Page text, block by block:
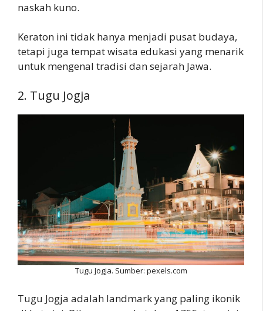
naskah kuno.
Keraton ini tidak hanya menjadi pusat budaya,
tetapi juga tempat wisata edukasi yang menarik
untuk mengenal tradisi dan sejarah Jawa.
2. Tugu Jogja
Tugu Jogja. Sumber: pexels.com
Tugu Jogja adalah landmark yang paling ikonik